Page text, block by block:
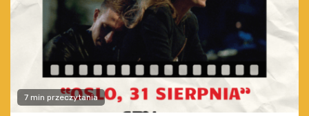
7 min przeczytania